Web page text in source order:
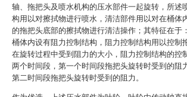
轴、拖把头及喷水机构的压水部件一起旋转，所述
构用以对擦拭物进行喷水，清洁部件用以对在桶体
的拖把头底部的擦拭物进行清洁操作；其特征在于
桶体内设有阻力控制结构，阻力控制结构用以控制
在旋转过程中受到阻力的大小，阻力控制结构的控
两个时间段，第一个时间段拖把头旋转时受到的阻
第二时间段拖把头旋转时受到的阻力。